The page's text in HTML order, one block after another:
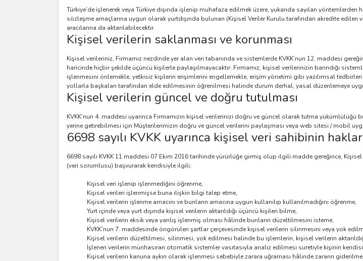
Türkiye’de işlenerek veya Türkiye dışında işlenip muhafaza edilmek üzere, yukarıda sayılan
sözleşme amaçlarına uygun olarak yurtdışında bulunan (Kişisel Veriler Kurulu tarafından akredite
aracılarına da aktarılabilecektir.
Kişisel verilerin saklanması ve korunması
Kişisel verileriniz, Firmamız nezdinde yer alan veri tabanında ve sistemlerde KVKK’nun 12. maddesi
haricinde hiçbir şekilde üçüncü kişilerle paylaşılmayacaktır. Firmamız, kişisel verilerinizin barındığı
işlenmesini önlemekle, yetkisiz kişilerin erişimlerini engellemekle, erişim yönetimi gibi yazılımsal
yollarla başkaları tarafından elde edilmesinin öğrenilmesi halinde durum derhal, yasal düzenlemeye
Kişisel verilerin güncel ve doğru tutulması
KVKK’nun 4. maddesi uyarınca Firmamızın kişisel verilerinizi doğru ve güncel olarak tutma
yerine getirebilmesi için Müşterilerimizin doğru ve güncel verilerini paylaşması veya web sitesi / mobil
6698 sayılı KVKK uyarınca kişisel veri sahibinin
6698 sayılı KVKK 11.maddesi 07 Ekim 2016 tarihinde yürürlüğe girmiş olup ilgili madde gereğince,
(veri sorumlusu) başvurarak kendisiyle ilgili;
Kişisel veri işlenip işlenmediğini öğrenme,
Kişisel verileri işlenmişse buna ilişkin bilgi talep etme,
Kişisel verilerin işlenme amacını ve bunların amacına uygun kullanılıp kullanılmadığını öğrenme,
Yurt içinde veya yurt dışında kişisel verilerin aktarıldığı üçüncü kişileri bilme,
Kişisel verilerin eksik veya yanlış işlenmiş olması hâlinde bunların düzeltilmesini isteme,
KVKK’nun 7. maddesinde öngörülen şartlar çerçevesinde kişisel verilerin silinmesini veya yok
Kişisel verilerin düzeltilmesi, silinmesi, yok edilmesi halinde bu işlemlerin, kişisel verilerin
İşlenen verilerin münhasıran otomatik sistemler vasıtasıyla analiz edilmesi suretiyle kişinin
Kişisel verilerin kanuna aykırı olarak işlenmesi sebebiyle zarara uğraması hâlinde zararın